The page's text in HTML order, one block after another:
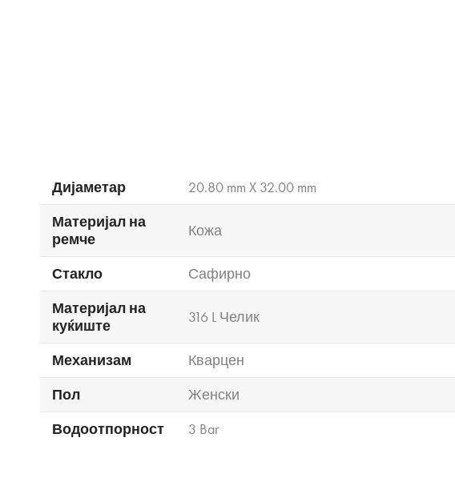
Дијаметар
20.80 mm X 32.00 mm
Материјал на
ремче
Кожа
Стакло
Сафирно
Материјал на
куќиште
316 L Челик
Механизам
Кварцен
Пол
Женски
Водоотпорност
3 Bar